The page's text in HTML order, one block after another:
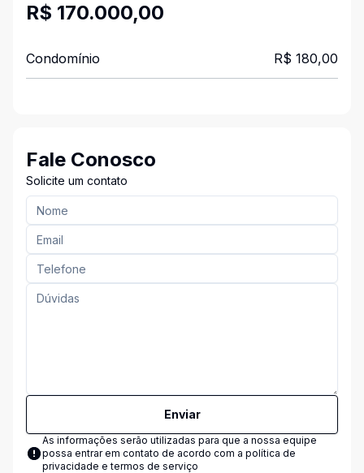
R$ 170.000,00
Condomínio R$ 180,00
Fale Conosco
Solicite um contato
Enviar
As informações serão utilizadas para que a nossa equipe
possa entrar em contato de acordo com a política de
privacidade e termos de serviço